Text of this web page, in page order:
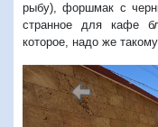
рыбу), форшмак с
странное для кафе
которое, надо же
1/17